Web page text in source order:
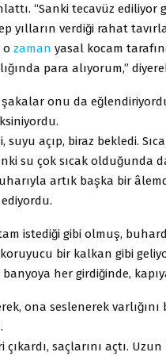
“Sanki tecavüz ediliyor
yılların verdiği rahat
o zaman yasal kocam
para alıyorum,”
onu da
suyu açıp, biraz bekledi.
su çok sıcak olduğunda
artık başka bir
istediği gibi olmuş,
bir kalkan gibi
her girdiğinde,
ona seslenerek
çıkardı, saçlarını açtı.